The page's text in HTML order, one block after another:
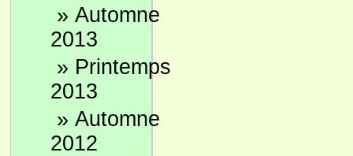
» Automne
2013
» Printemps
2013
» Automne
2012